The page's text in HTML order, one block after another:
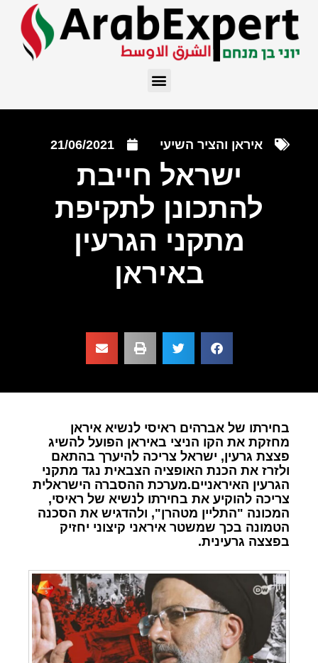
איראן והציר השיעי 21/06/2021
ישראל חייבת
להתכונן לתקיפת
מתקני הגרעין
באיראן
בחירתו של אברהים ראיסי לנשיא איראן
מחזקת את הקו הניצי באיראן הפועל להשיג
פצצת גרעין, ישראל צריכה להיערך בהתאם
ולזרז את הכנת האופציה הצבאית נגד מתקני
הגרעין האיראניים.מערכת ההסברה הישראלית
צריכה להוקיע את בחירתו לנשיא של ראיסי,
המכונה "התליין מטהרן", ולהדגיש את הסכנה
הטמונה בכך שמשטר איראני קיצוני יחזיק
בפצצה גרעינית.